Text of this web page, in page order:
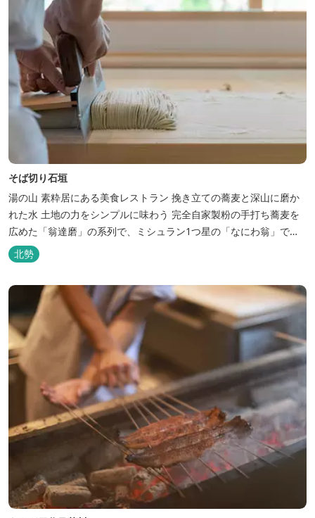
そば切り石垣
湯の山 素粋居にある美食レストラン 挽き立ての蕎麦と深山に磨か
れた水 土地の力をシンプルに味わう 完全自家製粉の手打ち蕎麦を
広めた「翁達磨」の系列で、ミシュラン1つ星の「なにわ翁」で研
鑽を積んだ石垣雄介氏が開業した「そば切り石垣」。 翁伝統の完全
自家製粉による二八蕎麦を踏襲し、蕎麦と酒をシンプルに楽しむ店
天然の水の力...
北勢